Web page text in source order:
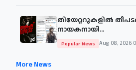
തിയേറ്ററുകളില്‍
നായകനായി...
Popular News Aug 08, 2026
More News